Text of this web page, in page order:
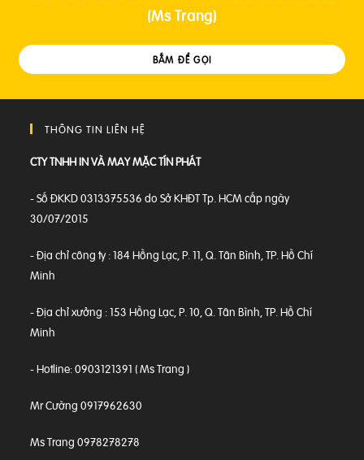
(Ms Trang)
BẤM ĐỂ GỌI
THÔNG TIN LIÊN HỆ
CTY TNHH IN VÀ MAY MẶC TÍN PHÁT
- Số ĐKKD 0313375536 do Sở KHĐT Tp. HCM cấp ngày
30/07/2015
- Địa chỉ công ty : 184 Hồng Lạc, P. 11, Q. Tân Bình, TP. Hồ Chí
Minh
- Địa chỉ xưởng : 153 Hồng Lạc, P. 10, Q. Tân Bình, TP. Hồ Chí
Minh
- Hotline: 0903121391 ( Ms Trang )
Mr Cường 0917962630
Ms Trang 0978278278